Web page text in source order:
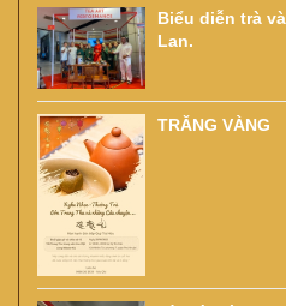
Biểu diễn trà
Lan.
TRĂNG VÀNG